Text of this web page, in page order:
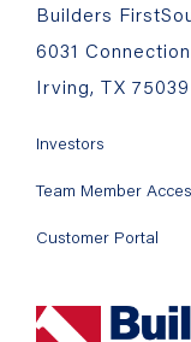
Builders
6031
Irving, TX 75039
Investors
Team Member
Customer Portal